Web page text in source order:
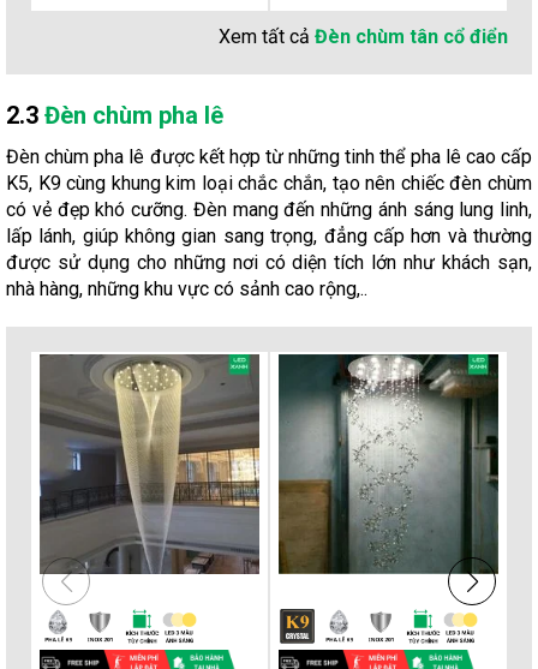
Xem tất cả Đèn chùm tân cổ điển
2.3 Đèn chùm pha lê
Đèn chùm pha lê được kết hợp từ những tinh thể pha lê cao cấp
K5, K9 cùng khung kim loại chắc chắn, tạo nên chiếc đèn chùm
có vẻ đẹp khó cưỡng. Đèn mang đến những ánh sáng lung linh,
lấp lánh, giúp không gian sang trọng, đẳng cấp hơn và thường
được sử dụng cho những nơi có diện tích lớn như khách sạn,
nhà hàng, những khu vực có sảnh cao rộng,..